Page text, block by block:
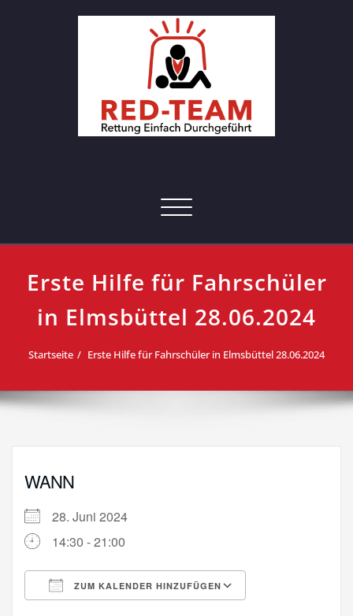
Hamburg
Toggle navigation
Erste Hilfe für Fahrschüler
in Elmsbüttel 28.06.2024
Startseite Erste Hilfe für Fahrschüler in Elmsbüttel 28.06.2024
WANN
28. Juni 2024
14:30 - 21:00
ZUM KALENDER HINZUFÜGEN